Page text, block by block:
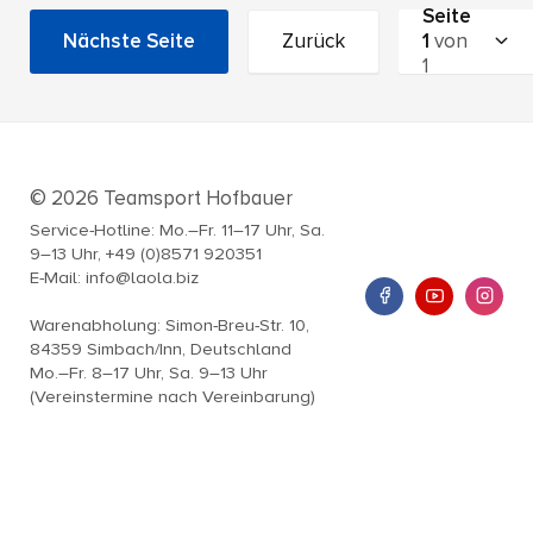
Nächste Seite Zurück
Seite
1 von
1
© 2026 Teamsport Hofbauer
Service-Hotline: Mo.–Fr. 11–17 Uhr, Sa.
9–13 Uhr, +49 (0)8571 920351
E-Mail: info@laola.biz
Warenabholung: Simon-Breu-Str. 10,
84359 Simbach/Inn, Deutschland
Mo.–Fr. 8–17 Uhr, Sa. 9–13 Uhr
(Vereinstermine nach Vereinbarung)